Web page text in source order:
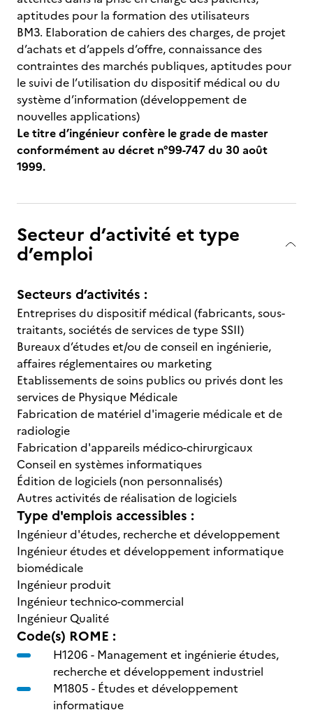
aptitudes pour la formation des utilisateurs
BM3. Elaboration de cahiers des charges, de projet
d’achats et d’appels d’offre, connaissance des
contraintes des marchés publiques, aptitudes pour
le suivi de l’utilisation du dispositif médical ou du
système d’information (développement de
nouvelles applications)
Le titre d’ingénieur confère le grade de master
conformément au décret n°99-747 du 30 août
1999.
Secteur d’activité et type
d’emploi
Secteurs d’activités :
Entreprises du dispositif médical (fabricants, sous-
traitants, sociétés de services de type SSII)
Bureaux d’études et/ou de conseil en ingénierie,
affaires réglementaires ou marketing
Etablissements de soins publics ou privés dont les
services de Physique Médicale
Fabrication de matériel d'imagerie médicale et de
radiologie
Fabrication d'appareils médico-chirurgicaux
Conseil en systèmes informatiques
Édition de logiciels (non personnalisés)
Autres activités de réalisation de logiciels
Type d'emplois accessibles :
Ingénieur d'études, recherche et développement
Ingénieur études et développement informatique
biomédicale
Ingénieur produit
Ingénieur technico-commercial
Ingénieur Qualité
Code(s) ROME :
H1206 - Management et ingénierie études,
recherche et développement industriel
M1805 - Études et développement
informatique